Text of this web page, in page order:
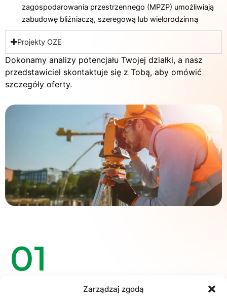
Zarządzaj zgodą
zagospodarowania przestrzennego (MPZP) umożliwiają
zabudowę bliźniaczą, szeregową lub wielorodzinną
Projekty OZE
Dokonamy analizy potencjału Twojej działki, a nasz
przedstawiciel skontaktuje się z Tobą, aby omówić
szczegóły oferty.
01
Oferujemy konkurencyjne ceny za nieruchomości,